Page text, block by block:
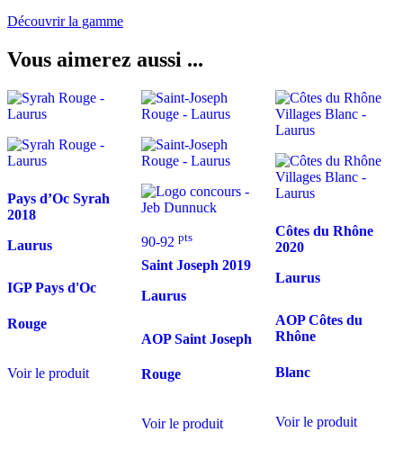
Découvrir la gamme
Vous aimerez aussi ...
Pays d’Oc Syrah
2018
Laurus
IGP Pays d'Oc
Rouge
Voir le produit
90-92pts
Saint Joseph2019
Laurus
AOP Saint Joseph
Rouge
Voir le produit
Côtes du Rhône
2020
Laurus
AOP Côtes du
Rhône
Blanc
Voir le produit